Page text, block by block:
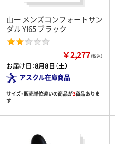
山一 メンズコンフォートサン
ダル YI65 ブラック
￥2,277（税込）
お届け日：8月8日（土）
アスクル在庫商品
サイズ・販売単位違いの商品が3商品ありま
す